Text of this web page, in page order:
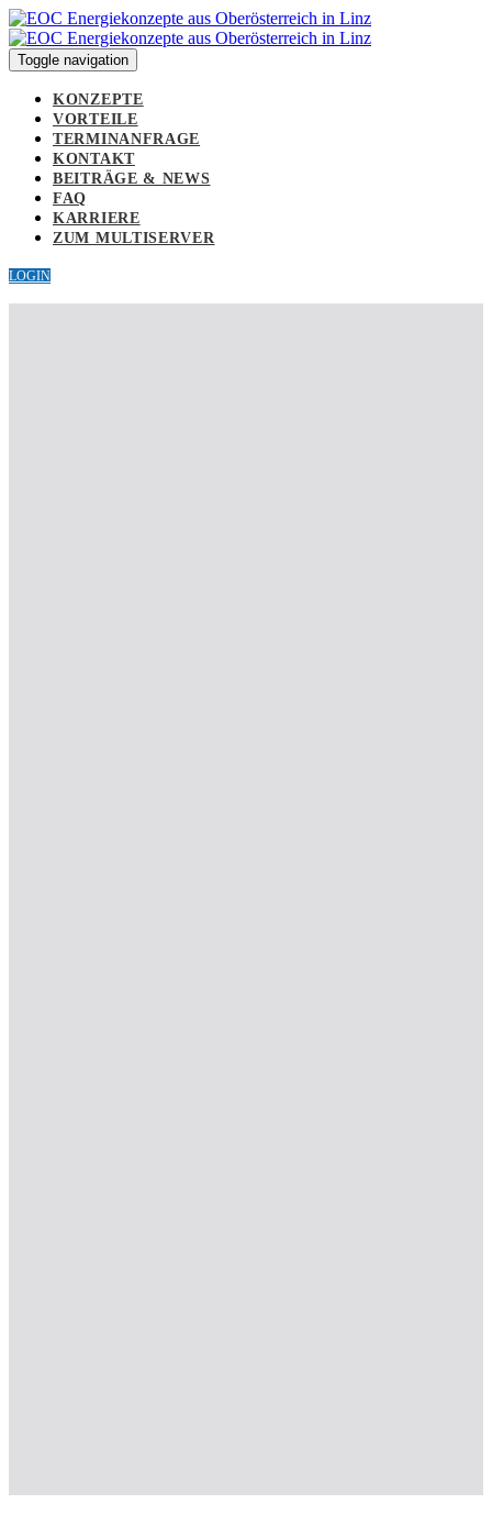
Links
überspringen
Zur
primären
Navigation
springen
Zum
Inhalt
springen
Toggle navigation
KONZEPTE
VORTEILE
TERMINANFRAGE
KONTAKT
BEITRÄGE & NEWS
FAQ
KARRIERE
ZUM MULTISERVER
LOGIN